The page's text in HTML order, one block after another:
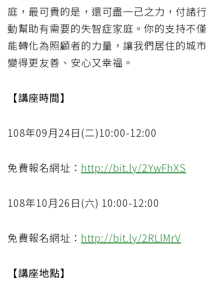
庭，最可貴的是，還可盡一己之力，付諸行
動幫助有需要的失智症家庭。你的支持不僅
能轉化為照顧者的力量，讓我們居住的城市
變得更友善、安心又幸福。
【講座時間】
108年09月24日(二)10:00-12:00
免費報名網址： http://bit.ly/2YwFhXS
108年10月26日(六) 10:00-12:00
免費報名網址： http://bit.ly/2RLlMrV
【講座地點】